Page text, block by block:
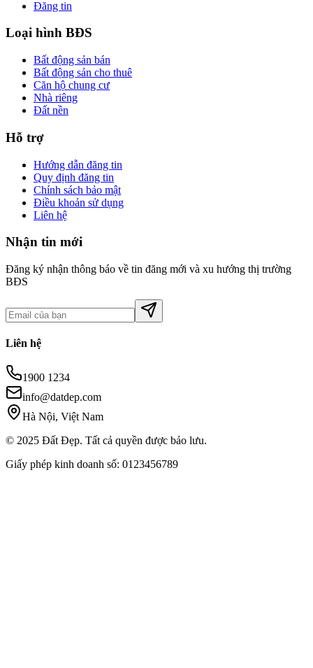
Đăng tin
Loại hình BĐS
Bất động sản bán
Bất động sản cho thuê
Căn hộ chung cư
Nhà riêng
Đất nền
Hỗ trợ
Hướng dẫn đăng tin
Quy định đăng tin
Chính sách bảo mật
Điều khoản sử dụng
Liên hệ
Nhận tin mới
Đăng ký nhận thông báo về tin đăng mới và xu hướng thị trường
BĐS
Liên hệ
1900 1234
info@datdep.com
Hà Nội, Việt Nam
© 2025 Đất Đẹp. Tất cả quyền được bảo lưu.
Giấy phép kinh doanh số: 0123456789